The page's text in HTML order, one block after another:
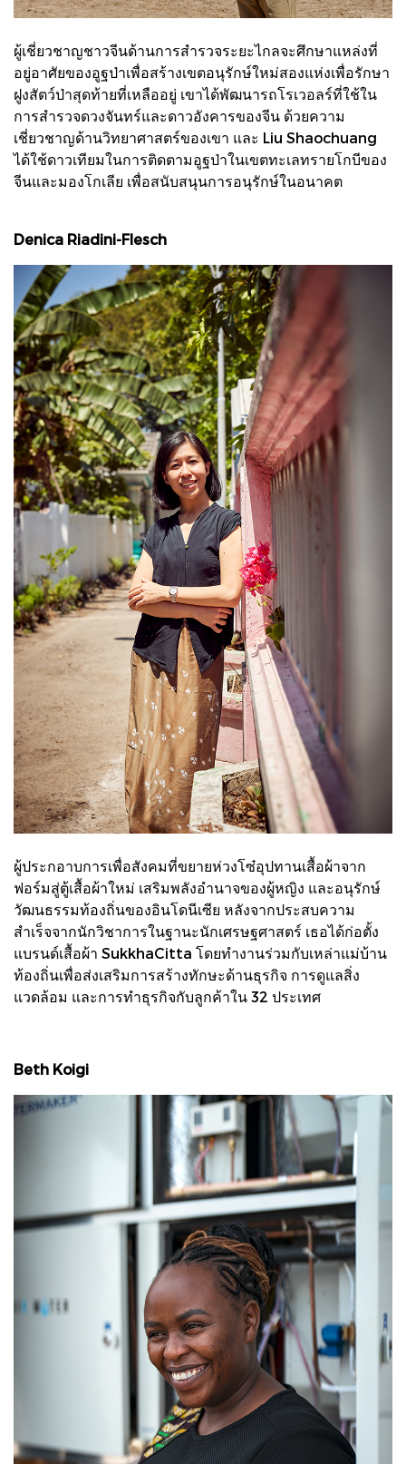
ผู้เชี่ยวชาญชาวจีนด้านการสำรวจระยะไกลจะศึกษาแหล่งที่
อยู่อาศัยของอูฐป่าเพื่อสร้างเขตอนุรักษ์ใหม่สองแห่งเพื่อรักษา
ฝูงสัตว์ป่าสุดท้ายที่เหลืออยู่ เขาได้พัฒนารถโรเวอลร์ที่ใช้ใน
การสำรวจดวงจันทร์และดาวอังคารของจีน ด้วยความ
เชี่ยวชาญด้านวิทยาศาสตร์ของเขา และ Liu Shaochuang
ได้ใช้ดาวเทียมในการติดตามอูฐป่าในเขตทะเลทรายโกบีของ
จีนและมองโกเลีย เพื่อสนับสนุนการอนุรักษ์ในอนาคต
Denica Riadini-Flesch
ผู้ประกอาบการเพื่อสังคมที่ขยายห่วงโซ๋อุปทานเสื้อผ้าจาก
ฟอร์มสู่ตู้เสื้อผ้าใหม่ เสริมพลังอำนาจของผู้หญิง และอนุรักษ์
วัฒนธรรมท้องถิ่นของอินโดนีเซีย หลังจากประสบความ
สำเร็จจากนักวิชาการในฐานะนักเศรษฐศาสตร์ เธอได้ก่อตั้ง
แบรนด์เสื้อผ้า SukkhaCitta โดยทำงานร่วมกับเหล่าแม่บ้าน
ท้องถิ่นเพื่อส่งเสริมการสร้างทักษะด้านธุรกิจ การดูแลสิ่ง
แวดล้อม และการทำธุรกิจกับลูกค้าใน 32 ประเทศ
Beth Koigi